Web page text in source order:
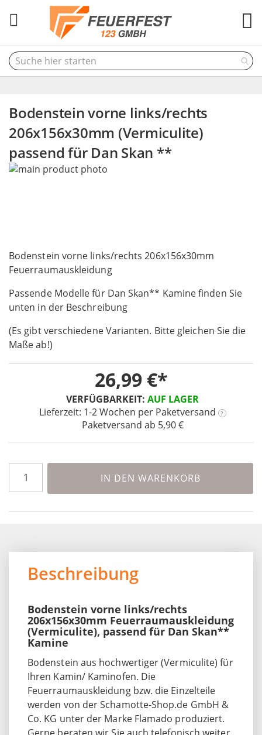
Bodenstein vorne links/rechts
206x156x30mm (Vermiculite)
passend für Dan Skan **
Bodenstein vorne links/rechts 206x156x30mm
Feuerraumauskleidung
Passende Modelle für Dan Skan** Kamine finden Sie
unten in der Beschreibung
(Es gibt verschiedene Varianten. Bitte gleichen Sie die
Maße ab!)
VERFÜGBARKEIT: AUF LAGER
Lieferzeit: 1-2 Wochen per Paketversand ?
Paketversand ab 5,90 €
26,99 €
IN DEN WARENKORB
Skip
gallery
to
the
of
the
gallery
Beschreibung
Bodenstein vorne links/rechts
206x156x30mm Feuerraumauskleidung
(Vermiculite), passend für Dan Skan**
Kamine
Bodenstein aus hochwertiger (Vermiculite) für
Ihren Kamin/ Kaminofen. Die
Feuerraumauskleidung bzw. die Einzelteile
werden von der Schamotte-Shop.de GmbH &
Co. KG unter der Marke Flamado produziert.